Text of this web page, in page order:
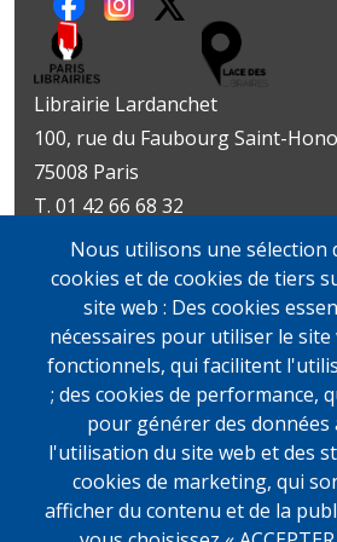
Librairie Lardanchet
100, rue du Faubourg Saint-
75008 Paris
T. 01 42 66 68 32
Métro : Miromesnil | St-
Livres d’art
Du mardi au vendredi
10h-19h
samedi
11h-13h et 14h-19h
Du
10h-
11h-
Nous utilisons une sélection
cookies et de cookies de tiers
site web : Des cookies
nécessaires pour utiliser le site
fonctionnels, qui facilitent
; des cookies de performance,
pour générer des données
l'utilisation du site web et des
cookies de marketing, qui
afficher du contenu et de la